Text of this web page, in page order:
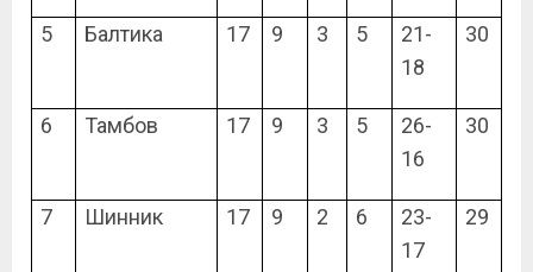
5 Балтика 17 9 3 5
21-
18
30
6 Тамбов 17 9 3 5
26-
16
30
7 Шинник 17 9 2 6
23-
17
29